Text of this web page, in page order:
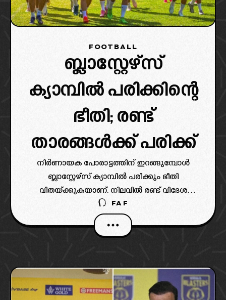
FOOTBALL
ബ്ലാസ്റ്റേഴ്‌സ്
ക്യാമ്പിൽ പരിക്കിന്റെ
ഭീതി; രണ്ട്
താരങ്ങൾക്ക് പരിക്ക്
നിർണായക പോരാട്ടത്തിന് ഇറങ്ങുമ്പോൾ
ബ്ലാസ്റ്റേഴ്‌സ് ക്യാമ്പിൽ പരിക്കും ഭീതി
വിതയ്ക്കുകയാണ്. നിലവിൽ രണ്ട് വിദേശ
താരങ്ങൾ പരിക്കിന്റെ പിടിയിലാണെന്നാണ്
റിപ്പോർട്ട്.
FAF